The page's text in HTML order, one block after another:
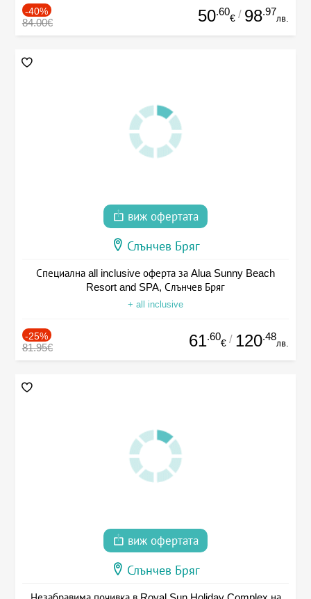
-40%
84.00€ 50.60
€ / 98.97
лв.
виж офертата
Слънчев Бряг
Специална all inclusive оферта за Alua Sunny Beach
Resort and SPA, Слънчев Бряг
+ all inclusive
-25%
81.95€ 61.60
€ / 120.48
лв.
виж офертата
Слънчев Бряг